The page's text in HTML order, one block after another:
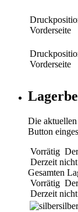
Vorderseite
Vorderseite
Die aktuellen
Button
Vorrätig
Derzeit
Gesamten
Vorrätig
Derzeit
silber